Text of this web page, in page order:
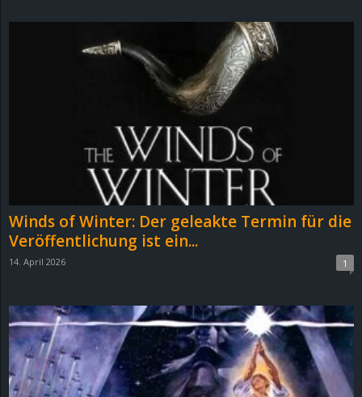
Winds of Winter: Der geleakte Termin für die
Veröffentlichung ist ein...
14. April 2026 1